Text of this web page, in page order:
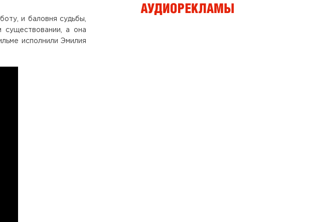
и баловня судьбы,
существовании, а она
исполнили Эмилия